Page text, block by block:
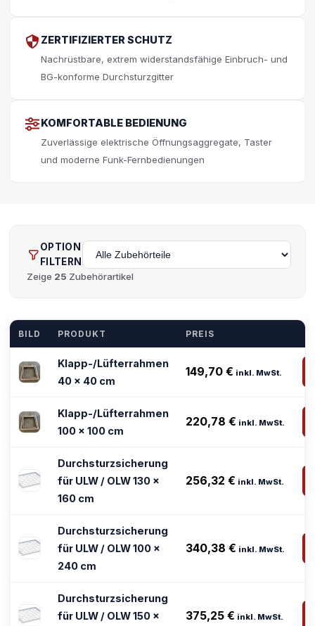
ZERTIFIZIERTER SCHUTZ
Nachrüstbare, extrem widerstandsfähige Einbruch- und
BG-konforme Durchsturzgitter
KOMFORTABLE BEDIENUNG
Zuverlässige elektrische Öffnungsaggregate, Taster
und moderne Funk-Fernbedienungen
OPTION
FILTERN
Zeige 25 Zubehörartikel
BILD PRODUKT PREIS
Klapp-/Lüfterrahmen
40 x 40 cm
149,70€ inkl. MwSt.
Klapp-/Lüfterrahmen
100 x 100 cm
220,78€ inkl. MwSt.
Durchsturzsicherung
für ULW / OLW 130 x
160 cm
256,32€ inkl. MwSt.
Durchsturzsicherung
für ULW / OLW 100 x
240 cm
340,38€ inkl. MwSt.
Durchsturzsicherung
für ULW / OLW 150 x
375,25€ inkl. MwSt.